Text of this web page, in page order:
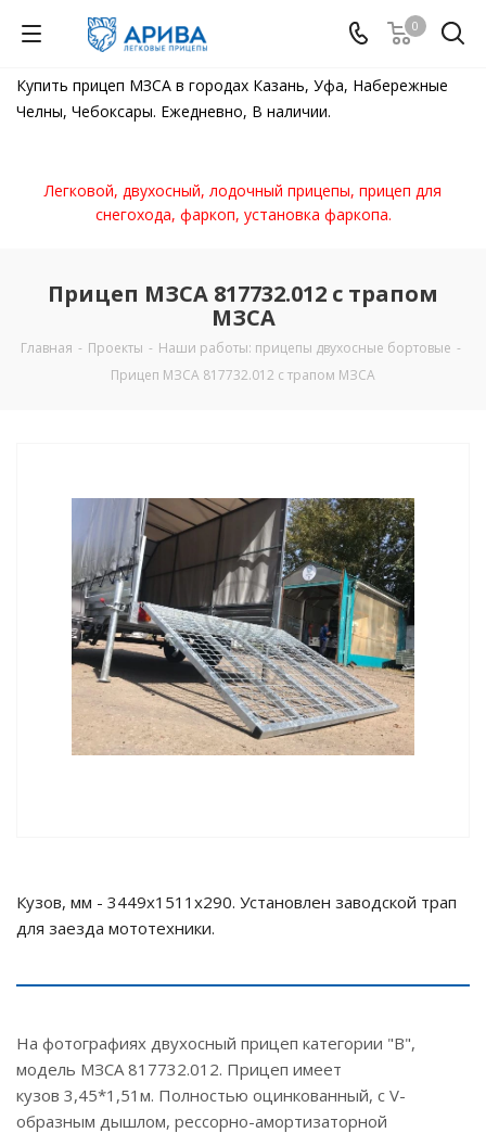
0
Купить прицеп МЗСА в городах Казань, Уфа, Набережные
Челны, Чебоксары. Ежедневно, В наличии.
Легковой, двухосный, лодочный прицепы, прицеп для
снегохода, фаркоп, установка фаркопа.
Прицеп МЗСА 817732.012 с трапом
МЗСА
Главная - Проекты - Наши работы: прицепы двухосные бортовые -
Прицеп МЗСА 817732.012 с трапом МЗСА
Кузов, мм - 3449x1511x290. Установлен заводской трап
для заезда мототехники.
На фотографиях двухосный прицеп категории "В",
модель МЗСА 817732.012. Прицеп имеет
кузов 3,45*1,51м. Полностью оцинкованный, с V-
образным дышлом, рессорно-амортизаторной